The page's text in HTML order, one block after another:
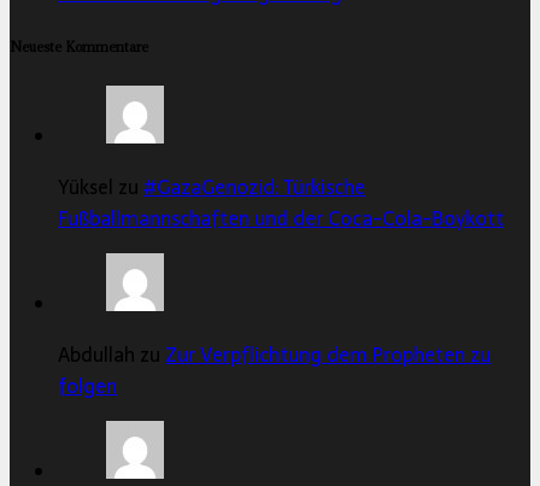
Neueste Kommentare
Yüksel zu#GazaGenozid: Türkische
Fußballmannschaften und der Coca-Cola-Boykott
Abdullah zu Zur Verpflichtung dem Propheten zu
folgen